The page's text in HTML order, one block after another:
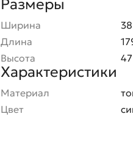
Размеры
Ширина
Длина
Высота
Характеристики
Материал
Цвет